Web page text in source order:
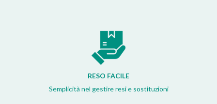
RESO FACILE
Semplicità nel gestire resi e sostituzioni